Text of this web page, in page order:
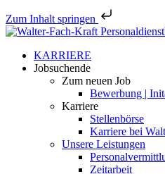
Zum Inhalt springen
Zum
springenKARRIERE
Jobsu­chende
Zum neuen Job
Bewerbung |
Karriere
Stellen­börse
Karriere bei
Unsere Leistungen
Zeitarbeit